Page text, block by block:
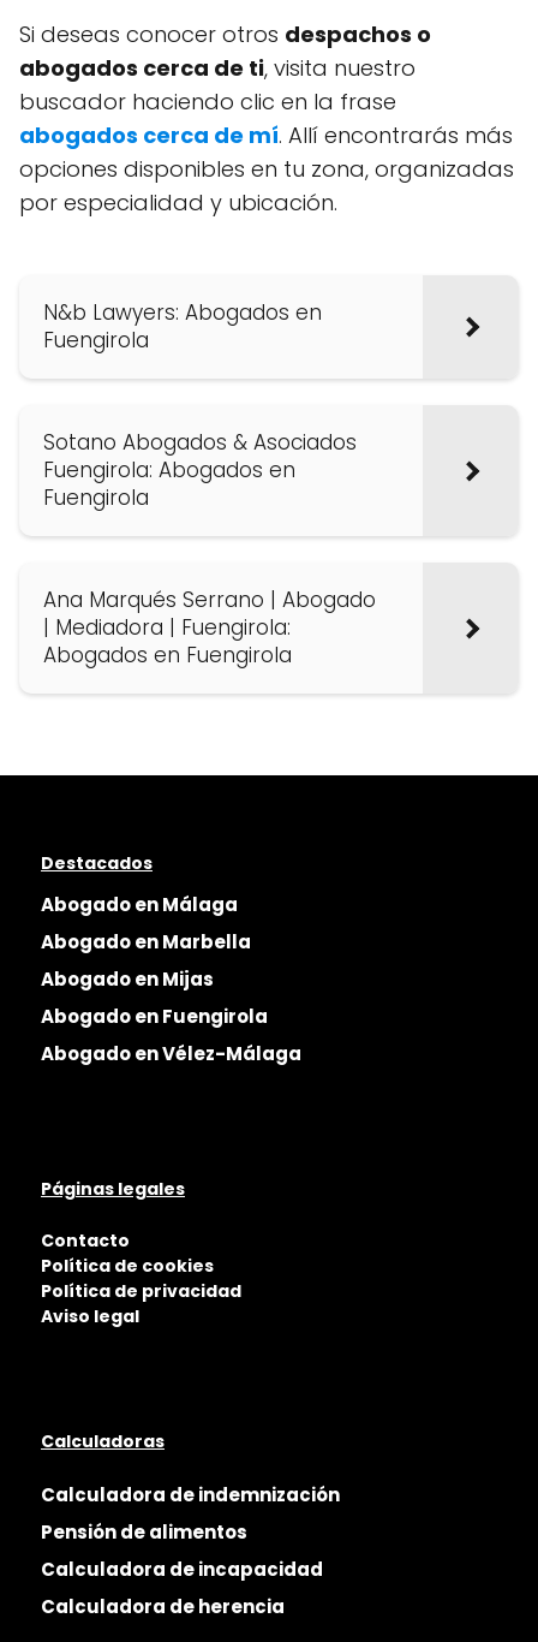
Si deseas conocer otros despachos o
abogados cerca de ti, visita nuestro
buscador haciendo clic en la frase
abogados cerca de mí. Allí encontrarás más
opciones disponibles en tu zona, organizadas
por especialidad y ubicación.
N&b Lawyers: Abogados en
Fuengirola
Sotano Abogados & Asociados
Fuengirola: Abogados en
Fuengirola
Ana Marqués Serrano | Abogado
| Mediadora | Fuengirola:
Abogados en Fuengirola
Destacados
Abogado en Málaga
Abogado en Marbella
Abogado en Mijas
Abogado en Fuengirola
Abogado en Vélez-Málaga
Páginas legales
Contacto
Política de cookies
Política de privacidad
Aviso legal
Calculadoras
Calculadora de indemnización
Pensión de alimentos
Calculadora de incapacidad
Calculadora de herencia